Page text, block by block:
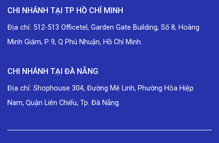
CHI NHÁNH TẠI TP HỒ CHÍ MINH
Địa chỉ: 512-513 Officetel, Garden Gate Building, Số 8, Hoàng
Minh Giám, P 9, Q Phú Nhuận, Hồ Chí Minh.
CHI NHÁNH TẠI ĐÀ NẴNG
Địa chỉ: Shophouse 304, Đường Mê Linh, Phường Hòa Hiệp
Nam, Quận Liên Chiểu, Tp. Đà Nẵng.